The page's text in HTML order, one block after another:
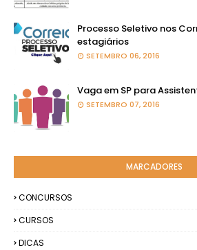
Processo Seletivo nos
estagiários
SETEMBRO 06, 2016
Vaga em SP para
SETEMBRO 07, 2016
MARCADORES
CONCURSOS
CURSOS
DICAS